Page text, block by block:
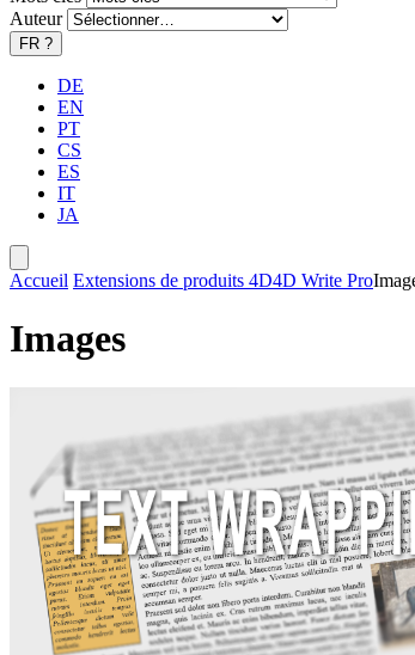
Auteur
FR ?
DE
EN
PT
CS
ES
IT
JA
Accueil Extensions de produits 4D4D Write Pro
Images